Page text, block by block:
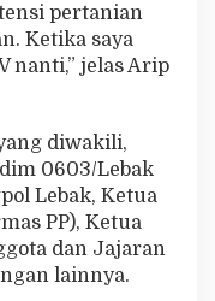
pertanian
Ketika saya
nanti,” jelas Arip
diwakili,
0603/Lebak
Lebak, Ketua
PP), Ketua
dan Jajaran
lainnya.